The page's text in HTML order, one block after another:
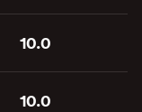
10.0
10.0